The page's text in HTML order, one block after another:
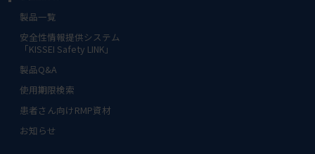
製品一覧
安全性情報提供システム
「KISSEI Safety LINK」
製品Q&A
使用期限検索
患者さん向けRMP資材
お知らせ